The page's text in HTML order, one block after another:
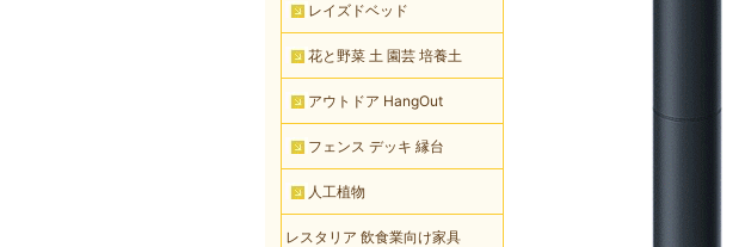
レイズドベッド
花と野菜 土 園芸 培養土
アウトドア HangOut
フェンス デッキ 縁台
人工植物
レスタリア 飲食業向け家具